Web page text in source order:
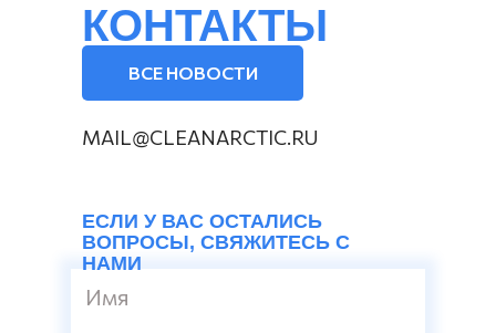
ВСЕ НОВОСТИ
КОНТАКТЫ
ЕСЛИ У ВАС ОСТАЛИСЬ
ВОПРОСЫ, СВЯЖИТЕСЬ С
НАМИ
Имя
MAIL@CLEANARCTIC.RU